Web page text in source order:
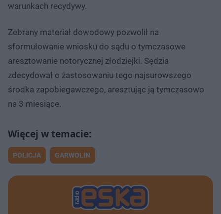
warunkach recydywy.
Zebrany materiał dowodowy pozwolił na
sformułowanie wniosku do sądu o tymczasowe
aresztowanie notorycznej złodziejki. Sędzia
zdecydował o zastosowaniu tego najsurowszego
środka zapobiegawczego, aresztując ją tymczasowo
na 3 miesiące.
POLICJA GARWOLIN